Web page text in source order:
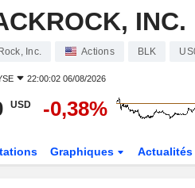
INC.
Inc. Actions BLK
22:00:02 06/08/2026
USD -0,38%
Graphiques Actualités